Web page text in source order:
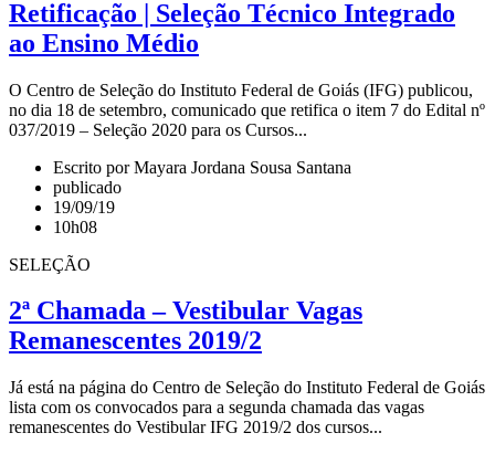
Retificação | Seleção Técnico Integrado
ao Ensino Médio
O Centro de Seleção do Instituto Federal de Goiás (IFG) publicou,
no dia 18 de setembro, comunicado que retifica o item 7 do Edital nº
037/2019 – Seleção 2020 para os Cursos...
Escrito por Mayara Jordana Sousa Santana
publicado
19/09/19
10h08
SELEÇÃO
2ª Chamada – Vestibular Vagas
Remanescentes 2019/2
Já está na página do Centro de Seleção do Instituto Federal de Goiás
lista com os convocados para a segunda chamada das vagas
remanescentes do Vestibular IFG 2019/2 dos cursos...